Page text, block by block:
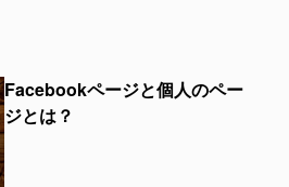
Facebookページと個人のペー
ジとは？